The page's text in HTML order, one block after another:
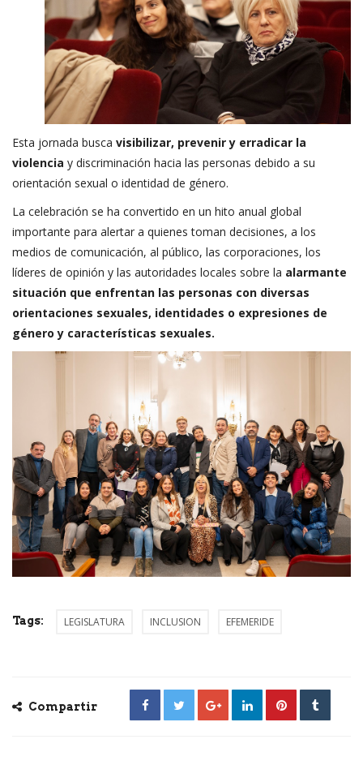
Esta jornada busca visibilizar, prevenir y erradicar la
violencia y discriminación hacia las personas debido a su
orientación sexual o identidad de género.
La celebración se ha convertido en un hito anual global
importante para alertar a quienes toman decisiones, a los
medios de comunicación, al público, las corporaciones, los
líderes de opinión y las autoridades locales sobre la alarmante
situación que enfrentan las personas con diversas
orientaciones sexuales, identidades o expresiones de
género y características sexuales.
Tags: LEGISLATURA INCLUSION EFEMERIDE
Compartir